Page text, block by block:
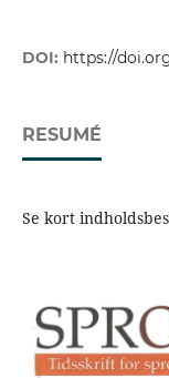
DOI: https://
RESUMÉ
Se kort